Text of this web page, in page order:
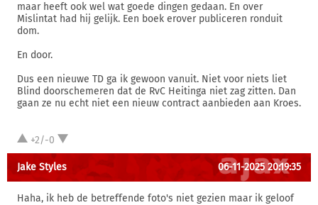
maar heeft ook wel wat goede dingen gedaan. En over
Mislintat had hij gelijk. Een boek erover publiceren ronduit
dom.
En door.
Dus een nieuwe TD ga ik gewoon vanuit. Niet voor niets liet
Blind doorschemeren dat de RvC Heitinga niet zag zitten. Dan
gaan ze nu echt niet een nieuw contract aanbieden aan Kroes.
+2/-0
Jake Styles 06-11-2025 20:19:35
Haha, ik heb de betreffende foto's niet gezien maar ik geloof